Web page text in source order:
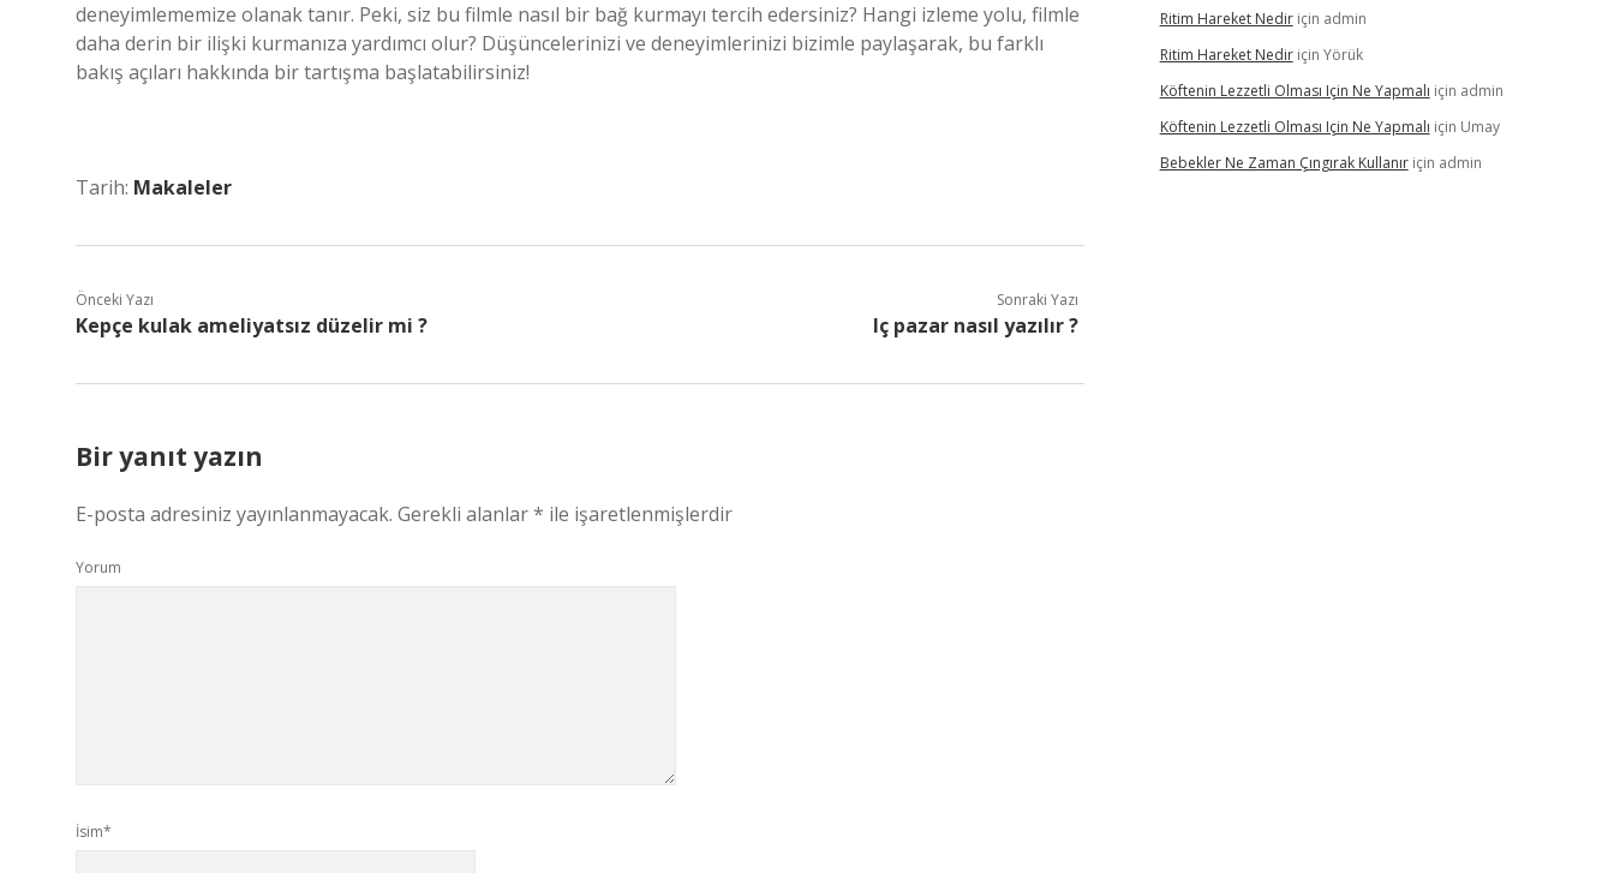
deneyimlememize olanak tanır. Peki, siz bu filmle nasıl bir bağ kurmayı tercih edersiniz? Hangi izleme yolu, filmle
daha derin bir ilişki kurmanıza yardımcı olur? Düşüncelerinizi ve deneyimlerinizi bizimle paylaşarak, bu farklı
bakış açıları hakkında bir tartışma başlatabilirsiniz!
Tarih: Makaleler
Önceki Yazı
Kepçe kulak ameliyatsız düzelir mi ?
Sonraki Yazı
Iç pazar nasıl yazılır ?
Bir yanıt yazın
E-posta adresiniz yayınlanmayacak. Gerekli alanlar* ile işaretlenmişlerdir
Yorum
İsim*
Ritim Hareket Nediriçin admin
Ritim Hareket Nediriçin Yörük
Köftenin Lezzetli Olması Için Ne Yapmalı için admin
Köftenin Lezzetli Olması Için Ne Yapmalı için Umay
Bebekler Ne Zaman Çıngırak Kullanıriçin admin